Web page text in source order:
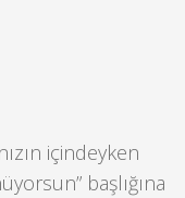
içindeyken
başlığına